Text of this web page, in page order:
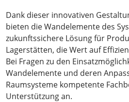
Dank dieser innovativen
bieten die Wandelemente des
zukunftssichere Lösung für
Lagerstätten, die Wert auf
Bei Fragen zu den
Wandelemente und deren
Raumsysteme kompetente
Unterstützung an.